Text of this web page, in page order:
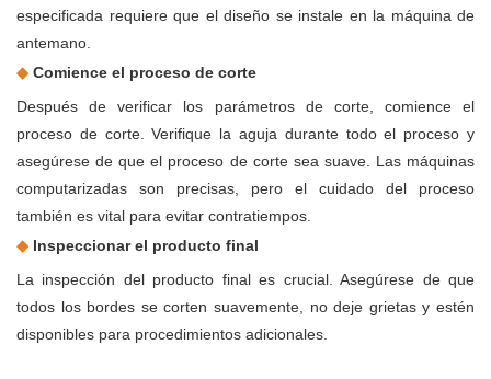
especificada requiere que el diseño se instale en la máquina de
antemano.
◆ Comience el proceso de corte
Después de verificar los parámetros de corte, comience el
proceso de corte. Verifique la aguja durante todo el proceso y
asegúrese de que el proceso de corte sea suave. Las máquinas
computarizadas son precisas, pero el cuidado del proceso
también es vital para evitar contratiempos.
◆ Inspeccionar el producto final
La inspección del producto final es crucial. Asegúrese de que
todos los bordes se corten suavemente, no deje grietas y estén
disponibles para procedimientos adicionales.